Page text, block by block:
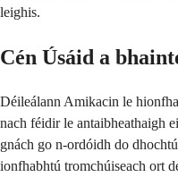
leighis.
Cén Úsáid a
Déileálann Amikacin le
nach féidir le antaibheathaigh
gnách go n-ordóidh do
ionfhabhtú tromchúiseach ort